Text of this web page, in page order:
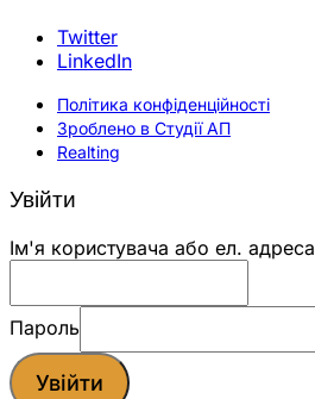
Twitter
LinkedIn
Політика конфіденційності
Зроблено в Студії АП
Realting
Увійти
Ім'я користувача або ел. адреса
Пароль
Увійти